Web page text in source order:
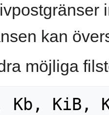
kan
möjliga
Kb, KiB,